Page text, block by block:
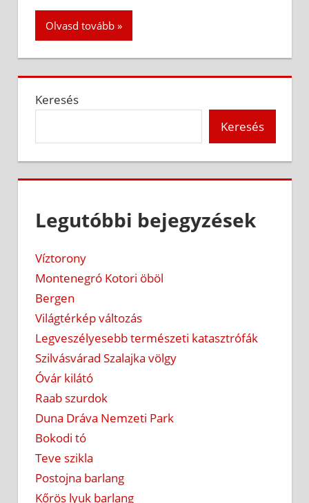
Olvasd tovább
Keresés
Keresés
Legutóbbi bejegyzések
Víztorony
Montenegró Kotori öböl
Bergen
Világtérkép változás
Legveszélyesebb természeti katasztrófák
Szilvásvárad Szalajka völgy
Óvár kilátó
Raab szurdok
Duna Dráva Nemzeti Park
Bokodi tó
Teve szikla
Postojna barlang
Kőrös lyuk barlang